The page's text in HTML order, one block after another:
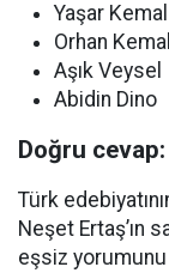
Yaşar Kemal
Orhan Kemal
Aşık Veysel
Abidin Dino
Doğru
Türk
Neşet Ertaş’ın
eşsiz yorumunu